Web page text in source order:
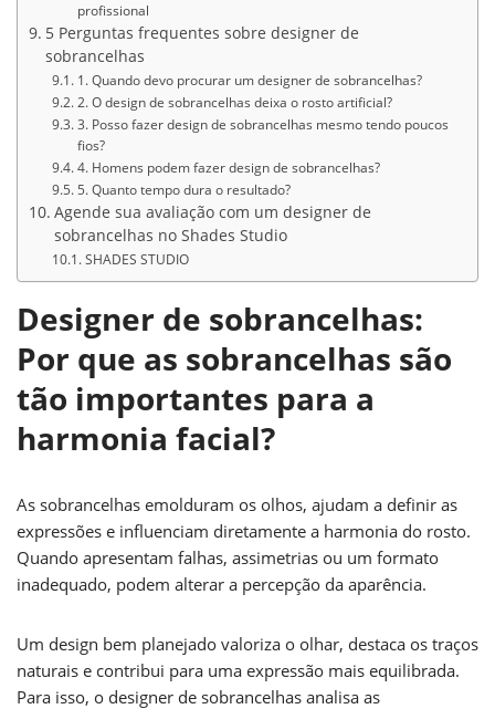
profissional
5 Perguntas frequentes sobre designer de
sobrancelhas
1. Quando devo procurar um designer de sobrancelhas?
2. O design de sobrancelhas deixa o rosto artificial?
3. Posso fazer design de sobrancelhas mesmo tendo poucos
fios?
4. Homens podem fazer design de sobrancelhas?
5. Quanto tempo dura o resultado?
Agende sua avaliação com um designer de
sobrancelhas no Shades Studio
SHADES STUDIO
Designer de sobrancelhas:
Por que as sobrancelhas são
tão importantes para a
harmonia facial?
As sobrancelhas emolduram os olhos, ajudam a definir as
expressões e influenciam diretamente a harmonia do rosto.
Quando apresentam falhas, assimetrias ou um formato
inadequado, podem alterar a percepção da aparência.
Um design bem planejado valoriza o olhar, destaca os traços
naturais e contribui para uma expressão mais equilibrada.
Para isso, o designer de sobrancelhas analisa as